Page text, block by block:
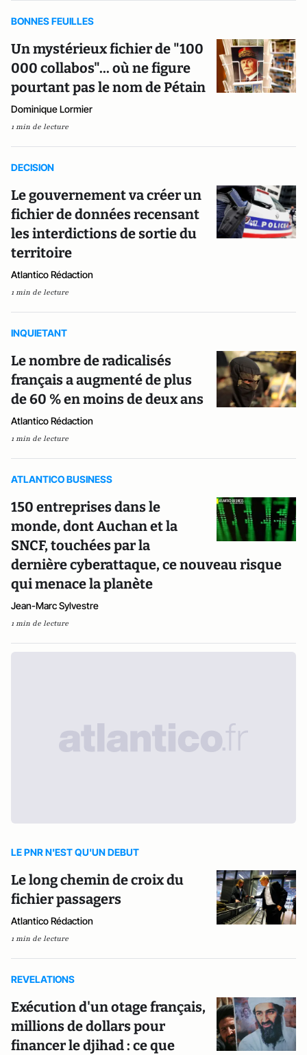
BONNES FEUILLES
Un mystérieux fichier de "100
000 collabos"... où ne figure
pourtant pas le nom de Pétain
Dominique Lormier
1 min de lecture
DECISION
Le gouvernement va créer un
fichier de données recensant
les interdictions de sortie du
territoire
Atlantico Rédaction
1 min de lecture
INQUIETANT
Le nombre de radicalisés
français a augmenté de plus
de 60 % en moins de deux ans
Atlantico Rédaction
1 min de lecture
ATLANTICO BUSINESS
150 entreprises dans le
monde, dont Auchan et la
SNCF, touchées par la
dernière cyberattaque, ce nouveau risque
qui menace la planète
Jean-Marc Sylvestre
1 min de lecture
LE PNR N'EST QU'UN DEBUT
Le long chemin de croix du
fichier passagers
Atlantico Rédaction
1 min de lecture
REVELATIONS
Exécution d'un otage français,
millions de dollars pour
financer le djihad : ce que